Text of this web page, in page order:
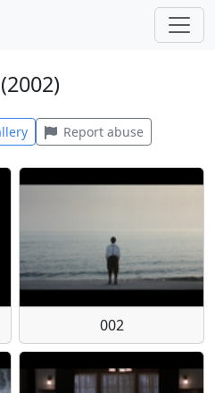
Report abuse
002